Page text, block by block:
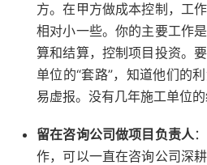
方。在甲方做成本控制，工
相对小一些。你的主要工作
算和结算，控制项目投资。
单位的“套路”，知道他们的
易虚报。没有几年施工单位的
留在咨询公司做项目负责人
作，可以一直在咨询公司深